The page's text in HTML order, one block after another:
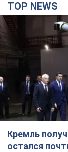
TOP NEWS
Кремль
остался